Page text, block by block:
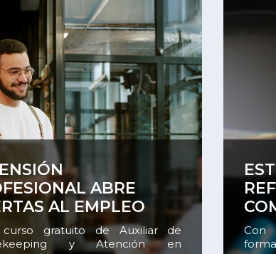
ABRE
AL EMPLEO
curso gratuito de Auxiliar de
y Atención en
Con